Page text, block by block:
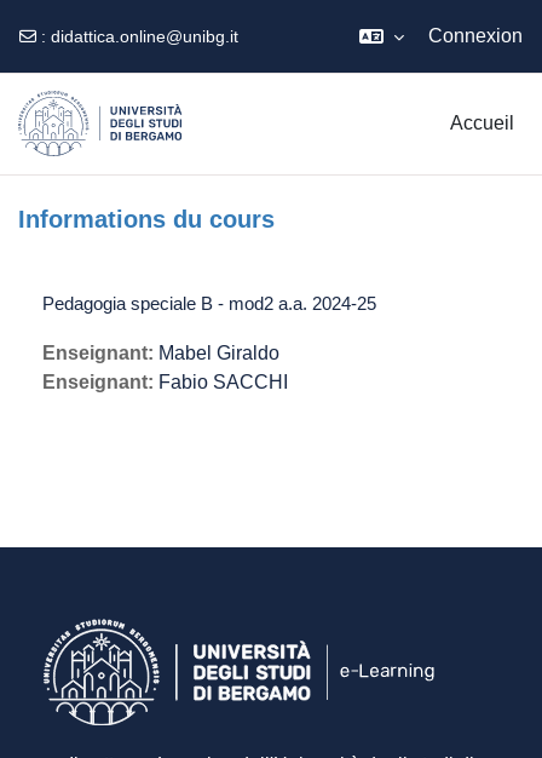
: didattica.online@unibg.it Connexion
Accueil
Informations du cours
Pedagogia speciale B - mod2 a.a. 2024-25
Enseignant: Mabel Giraldo
Enseignant: Fabio SACCHI